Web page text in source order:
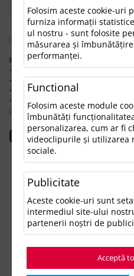
0 rezultate pentru:
Pentru a găsi produsul dorit,
• Verifică dacă ai scris corect
• Încearcă să foloseşti sinonime.
• Încearcă din nou, folosind o
• Ne poţi contacta telefonic la
office@updateadv.ro şi te ajutăm
Categorii populare
Accesorii birou
Accesorii mancare si bautura
Accesorii Tech si Gadgeturi
Haine de Munca
Imbracaminte si Accesorii
Lifestyle si Timp Liber
Ocazii și Evenimente Tematice
Folosim aceste cookie-uri
furniza informații
ul nostru - sunt folosite
măsurarea și
performanței.
Functional
Folosim aceste module
îmbunătăți
personalizarea, cum ar fi
videoclipurile și utilizarea
sociale.
Publicitate
Aceste cookie-uri sunt
intermediul site-ului
partenerii noștri de
Acceptă